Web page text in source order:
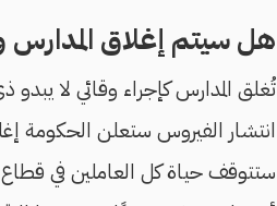
هل سيتم إغلاق المدارس
تُغلق المدارس كإجراء وقائي لا
انتشار الفيروس ستعلن الحكومة
ستتوقف حياة كل العاملين في قطاع